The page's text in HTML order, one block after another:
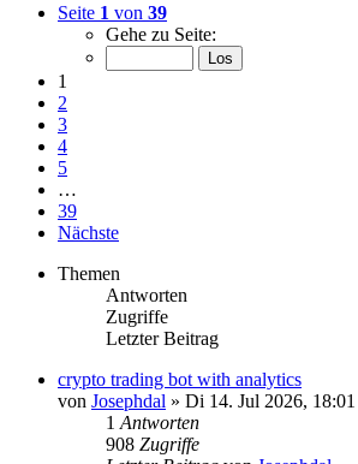
Seite 1 von 39
Gehe zu Seite:
1
2
3
4
5
…
39
Nächste
Themen
Antworten
Zugriffe
Letzter Beitrag
crypto trading bot with analytics
von Josephdal » Di 14. Jul 2026, 18:01
1 Antworten
908 Zugriffe